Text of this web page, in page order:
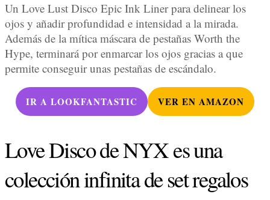
Un Love Lust Disco Epic Ink Liner para delinear los
ojos y añadir profundidad e intensidad a la mirada.
Además de la mítica máscara de pestañas Worth the
Hype, terminará por enmarcar los ojos gracias a que
permite conseguir unas pestañas de escándalo.
IR A LOOKFANTASTIC VER EN AMAZON
Love Disco de NYX es una
colección infinita de set regalos